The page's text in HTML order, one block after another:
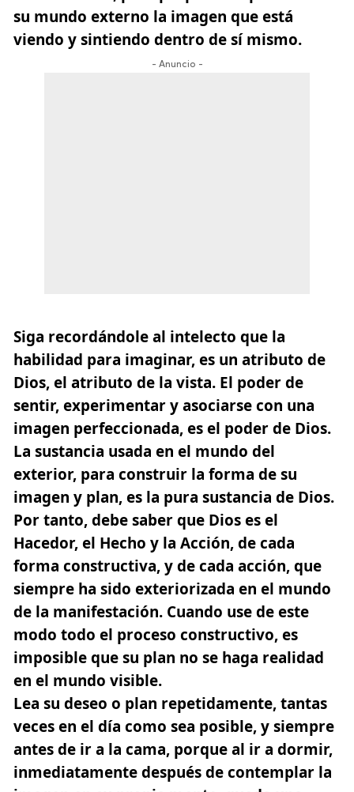
su mundo externo la imagen que está
viendo y sintiendo dentro de sí mismo.
- Anuncio -
Siga recordándole al intelecto que la
habilidad para imaginar, es un atributo de
Dios, el atributo de la vista. El poder de
sentir, experimentar y asociarse con una
imagen perfeccionada, es el poder de Dios.
La sustancia usada en el mundo del
exterior, para construir la forma de su
imagen y plan, es la pura sustancia de Dios.
Por tanto, debe saber que Dios es el
Hacedor, el Hecho y la Acción, de cada
forma constructiva, y de cada acción, que
siempre ha sido exteriorizada en el mundo
de la manifestación. Cuando use de este
modo todo el proceso constructivo, es
imposible que su plan no se haga realidad
en el mundo visible.
Lea su deseo o plan repetidamente, tantas
veces en el día como sea posible, y siempre
antes de ir a la cama, porque al ir a dormir,
inmediatamente después de contemplar la